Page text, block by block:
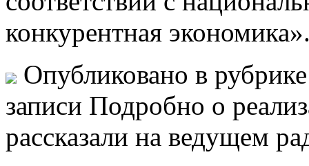
конкурентная
Опубликовано в
записи Подробно о
рассказали на ведущем